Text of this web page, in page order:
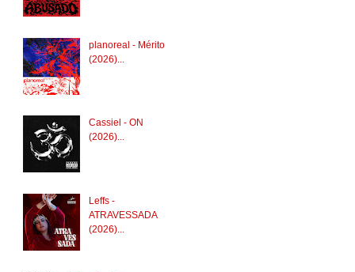
planoreal - Mérito
(2026)...
Cassiel - ON
(2026)...
Leffs -
ATRAVESSADA
(2026)...